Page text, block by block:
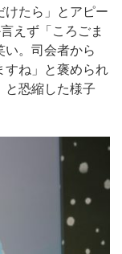
けたら」とアピー
えず「ころごま
。司会者から
すね」と褒められ
恐縮した様子